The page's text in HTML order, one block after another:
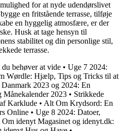
for at nyde udendørslivet
en fritstående terrasse, tilføje
en hyggelig atmosfære, er der
Husk at tage hensyn til
stabilitet og din personlige stil,
terrasse.
behøver at vide • Uge 7 2024:
Wørdle: Hjælp, Tips og Tricks til at
2023 og 2024: En
Månekalender 2023 • Strikkede
Karklude • Alt Om Krydsord: En
Online • Uge 8 2024: Datoer,
idenyt Magasinet og idenyt.dk: